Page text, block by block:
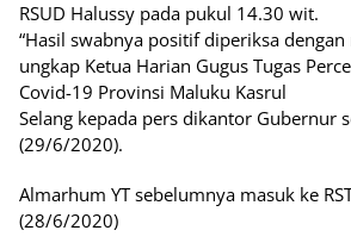
RSUD Halussy pada pukul 14.30 wit.
“Hasil swabnya positif diperiksa dengan
ungkap Ketua Harian Gugus Tugas
Covid-19 Provinsi Maluku Kasrul
Selang kepada pers dikantor Gubernur
(29/6/2020).
Almarhum YT sebelumnya masuk ke
(28/6/2020)